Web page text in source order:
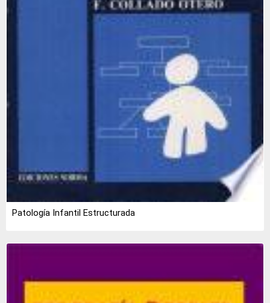
Patología Infantil Estructurada